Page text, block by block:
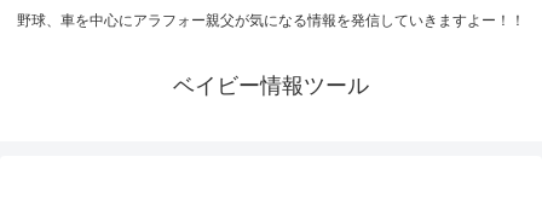
野球、車を中心にアラフォー親父が気になる情報を発信していきますよー！！
ベイビー情報ツール